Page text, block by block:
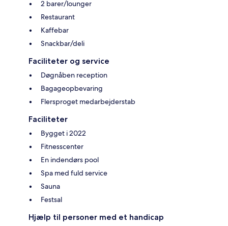
2 barer/lounger
Restaurant
Kaffebar
Snackbar/deli
Faciliteter og service
Døgnåben reception
Bagageopbevaring
Flersproget medarbejderstab
Faciliteter
Bygget i 2022
Fitnesscenter
En indendørs pool
Spa med fuld service
Sauna
Festsal
Hjælp til personer med et handicap